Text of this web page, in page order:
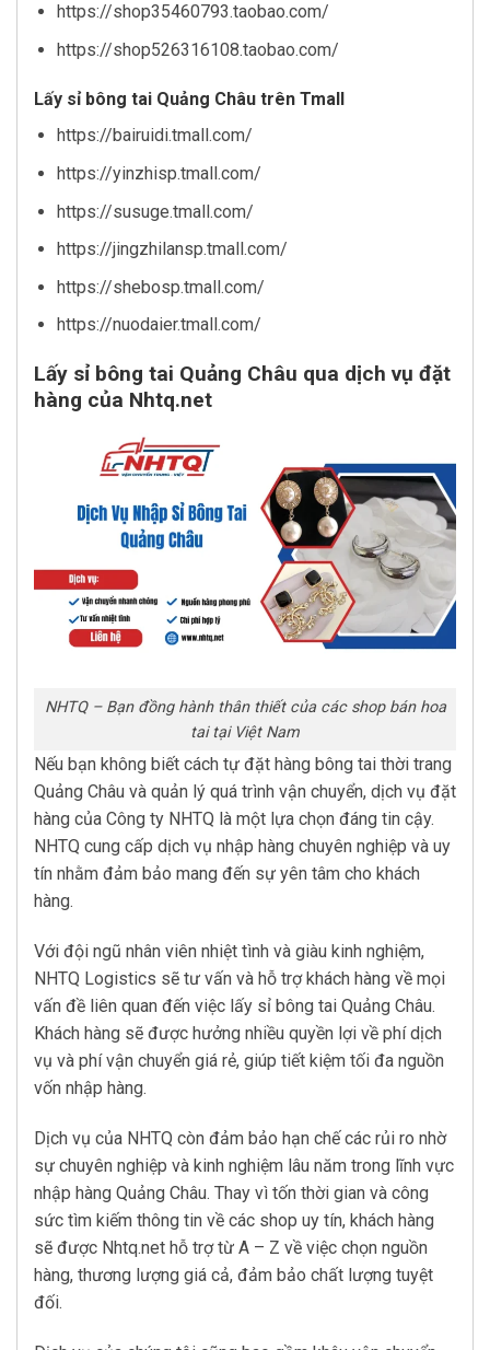
https://shop35460793.taobao.com/
https://shop526316108.taobao.com/
Lấy sỉ bông tai Quảng Châu trên Tmall
https://bairuidi.tmall.com/
https://yinzhisp.tmall.com/
https://susuge.tmall.com/
https://jingzhilansp.tmall.com/
https://shebosp.tmall.com/
https://nuodaier.tmall.com/
Lấy sỉ bông tai Quảng Châu qua dịch vụ đặt
hàng của Nhtq.net
NHTQ – Bạn đồng hành thân thiết của các shop bán hoa
tai tại Việt Nam
Nếu bạn không biết cách tự đặt hàng bông tai thời trang
Quảng Châu và quản lý quá trình vận chuyển, dịch vụ đặt
hàng của Công ty NHTQ là một lựa chọn đáng tin cậy.
NHTQ cung cấp dịch vụ nhập hàng chuyên nghiệp và uy
tín nhằm đảm bảo mang đến sự yên tâm cho khách
hàng.
Với đội ngũ nhân viên nhiệt tình và giàu kinh nghiệm,
NHTQ Logistics sẽ tư vấn và hỗ trợ khách hàng về mọi
vấn đề liên quan đến việc lấy sỉ bông tai Quảng Châu.
Khách hàng sẽ được hưởng nhiều quyền lợi về phí dịch
vụ và phí vận chuyển giá rẻ, giúp tiết kiệm tối đa nguồn
vốn nhập hàng.
Dịch vụ của NHTQ còn đảm bảo hạn chế các rủi ro nhờ
sự chuyên nghiệp và kinh nghiệm lâu năm trong lĩnh vực
nhập hàng Quảng Châu. Thay vì tốn thời gian và công
sức tìm kiếm thông tin về các shop uy tín, khách hàng
sẽ được Nhtq.net hỗ trợ từ A – Z về việc chọn nguồn
hàng, thương lượng giá cả, đảm bảo chất lượng tuyệt
đối.